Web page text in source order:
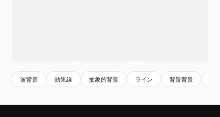
波背景 効果線 抽象的背景 ライン 背景背景